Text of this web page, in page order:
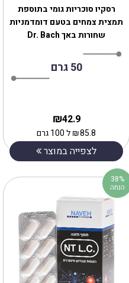
‎רסקיו סוכריות גומי בתוספת
תמצית צמחים בטעם דומדמניות
שחורות באך Dr. Bach
50 גרם
42.9
₪
85.8
₪ל 100 גרם
לצפייה במוצר
38%
הנחה